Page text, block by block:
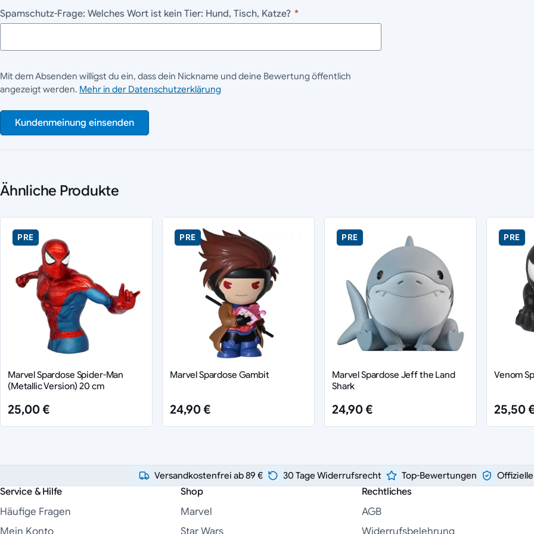
Spamschutz-Frage: Welches Wort ist kein Tier: Hund, Tisch, Katze? *
Mit dem Absenden willigst du ein, dass dein Nickname und deine Bewertung öffentlich
angezeigt werden. Mehr in der Datenschutzerklärung
Kundenmeinung einsenden
Ähnliche Produkte
PRE
Marvel Spardose Spider-Man
(Metallic Version) 20 cm
25,00 €
PRE
Marvel Spardose Gambit
24,90 €
PRE
Marvel Spardose Jeff the Land
Shark
24,90 €
PRE
Venom
25,50
Versandkostenfrei ab 89 € 30 Tage Widerrufsrecht Top-Bewertungen
Service & Hilfe
Häufige Fragen
Shop
Marvel
Rechtliches
AGB